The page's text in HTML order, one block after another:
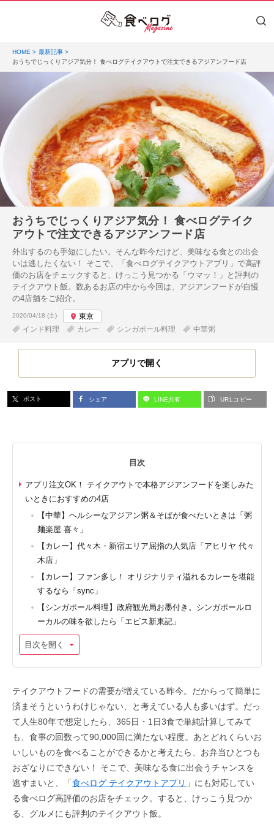
HOME
最新記事
おうちでじっくりアジア気分！ 食べログテイクアウトで注文できるアジアンフード店
おうちでじっくりアジア気分！ 食べログテイク
アウトで注文できるアジアンフード店
外出するのも手短にしたい。そんな昨今だけど、美味なる食との出会
いは逃したくない！ そこで、「食べログテイクアウトアプリ」で高評
価のお店をチェックすると、けっこう見つかる「ウマッ！」と評判の
テイクアウト飯。数あるお店の中から今回は、アジアンフードが自慢
の4店舗をご紹介。
投稿日:
2020/04/18 (土)
東京
インド料理
カレー シンガポール料理 中華粥
アプリで開く
ポスト シェア LINE共有 URLコピー
目次
アプリ注文OK！ テイクアウトで本格アジアンフードを楽しみた
いときにおすすめの4店
【中華】ヘルシーなアジアン粥＆そばが食べたいときは「粥
麺楽屋 喜々」
【カレー】代々木・新宿エリア屈指の人気店「アヒリヤ 代々
木店」
【カレー】ファン多し！ オリジナリティ溢れるカレーを堪能
するなら「sync」
【シンガポール料理】政府観光局お墨付き。シンガポールロ
ーカルの味を欲したら「エビス新東記」
目次を開く
テイクアウトフードの需要が増えている昨今。だからって簡単に
済まそうというわけじゃない、と考えている人も多いはず。だっ
て人生80年で想定したら、365日・1日3食で単純計算してみて
も、食事の回数って90,000回に満たない程度。あとどれくらいお
いしいものを食べることができるかと考えたら、お弁当ひとつも
おざなりにできない！ そこで、美味なる食に出会うチャンスを
逃すまいと、「食べログ テイクアウトアプリ 」にも対応してい
る食べログ高評価のお店をチェック。すると、けっこう見つか
る、グルメにも評判のテイクアウト飯。